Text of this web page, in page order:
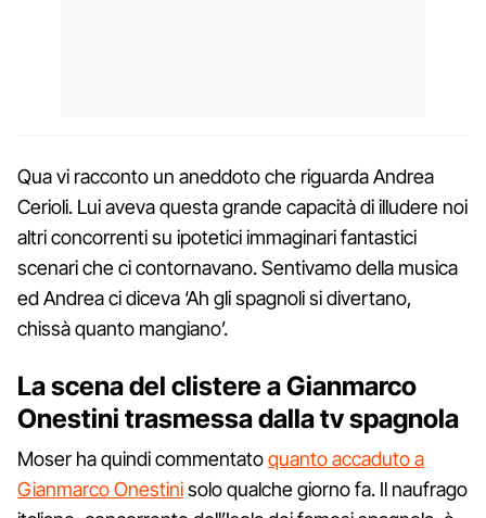
Qua vi racconto un aneddoto che riguarda Andrea
Cerioli. Lui aveva questa grande capacità di illudere noi
altri concorrenti su ipotetici immaginari fantastici
scenari che ci contornavano. Sentivamo della musica
ed Andrea ci diceva ‘Ah gli spagnoli si divertano,
chissà quanto mangiano’.
La scena del clistere a Gianmarco
Onestini trasmessa dalla tv spagnola
Moser ha quindi commentatoquanto accaduto a
Gianmarco Onestinisolo qualche giorno fa. Il naufrago